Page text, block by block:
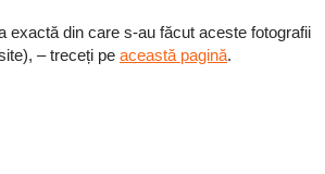
exactă din care s-au făcut aceste fotografii
– treceți pe această pagină.